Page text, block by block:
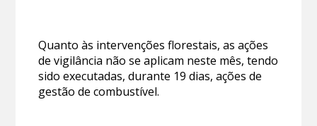
Quanto às intervenções florestais, as ações
de vigilância não se aplicam neste mês, tendo
sido executadas, durante 19 dias, ações de
gestão de combustível.